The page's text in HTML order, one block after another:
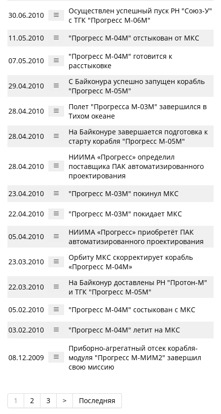
30.06.2010
Осуществлен успешный пуск РН "Союз-У"
с ТГК "Прогресс М-06М"
11.05.2010
"Прогресс М-04М" отстыкован от МКС
07.05.2010
"Прогресс М-04М" готовится к
расстыковке
29.04.2010
С Байконура успешно запущен корабль
"Прогресс М-05М"
28.04.2010
Полет "Прогресса М-03М" завершился в
Тихом океане
28.04.2010
На Байконуре завершается подготовка к
старту корабля "Прогресс М-05М"
28.04.2010
НИИМА «Прогресс» определил
поставщика ПАК автоматизированного
проектирования
23.04.2010
"Прогресс М-03М" покинул МКС
22.04.2010 "Прогресс М-03М" покидает МКС
05.04.2010
НИИМА «Прогресс» приобретёт ПАК
автоматизированного проектирования
23.03.2010
Орбиту МКС скорректирует корабль
«Прогресс М-04М»
22.03.2010
На Байконур доставлены РН "Протон-М"
и ТГК "Прогресс М-05М"
05.02.2010
"Прогресс М-04М" состыкован с МКС
03.02.2010 "Прогресс М-04М" летит на МКС
08.12.2009
Приборно-агрегатный отсек корабля-
модуля "Прогресс М-МИМ2" завершил
свою миссию
1 2 3 > Последняя